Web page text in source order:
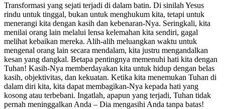
Transformasi yang sejati terjadi di dalam batin. Di sinilah Yesus
rindu untuk tinggal, bukan untuk menghukum kita, tetapi untuk
menerangi kita dengan kasih dan kebenaran-Nya. Seringkali, kita
menilai orang lain melalui lensa kelemahan kita sendiri, gagal
melihat kebaikan mereka. Alih-alih meluangkan waktu untuk
mengenal orang lain secara mendalam, kita justru mengandalkan
kesan yang dangkal. Betapa pentingnya memenuhi hati kita dengan
Tuhan! Kasih-Nya memberdayakan kita untuk hidup dengan belas
kasih, objektivitas, dan kekuatan. Ketika kita menemukan Tuhan di
dalam diri kita, kita dapat membagikan-Nya kepada hati yang
kosong atau terbebani. Ingatlah, apapun yang terjadi, Tuhan tidak
pernah meninggalkan Anda – Dia mengasihi Anda tanpa batas!